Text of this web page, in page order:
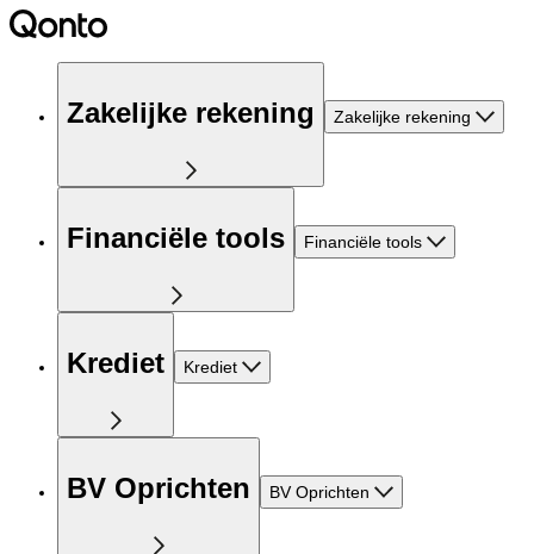
Zakelijke rekening Zakelijke rekening
Financiële tools Financiële tools
Krediet Krediet
BV Oprichten BV Oprichten